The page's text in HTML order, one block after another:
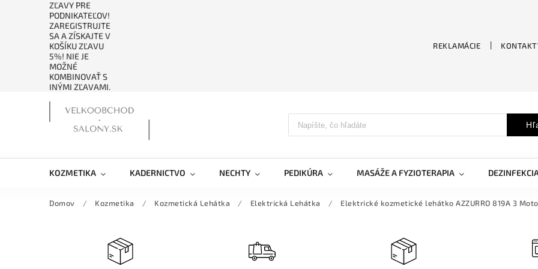
ZĽAVY PRE
PODNIKATEĽOV!
ZAREGISTRUJTE
SA A ZÍSKAJTE V
KOŠÍKU ZĽAVU
5%! NIE JE
MOŽNÉ
KOMBINOVAŤ S
INÝMI ZĽAVAMI.
REKLAMÁCIE
KOZMETIKA KADERNICTVO NECHTY PEDIKÚRA MASÁŽE A FYZIOTERAPIA
Domov / Kozmetika / Kozmetická Lehátka / Elektrická Lehátka / Elektrické kozmetické lehátko AZZURRO 819A 3